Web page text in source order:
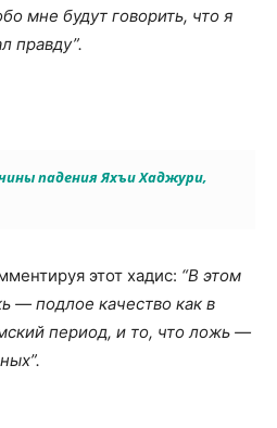
мне будут говорить, что я
правду”.
падения Яхъи Хаджури,
этот хадис: “В этом
— подлое качество как в
период, и то, что ложь —